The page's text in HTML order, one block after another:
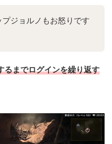
プジョルノもお怒りです
るまでログインを繰り返す